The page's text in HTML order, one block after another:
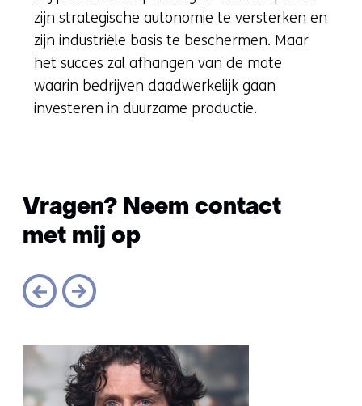
zijn strategische autonomie te versterken en
zijn industriële basis te beschermen. Maar
het succes zal afhangen van de mate
waarin bedrijven daadwerkelijk gaan
investeren in duurzame productie.
Vragen? Neem contact
met mij op
Sla
navigatie
over